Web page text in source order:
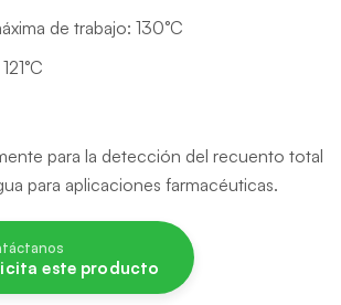
de trabajo: 130°C
para la detección del recuento total
para aplicaciones farmacéuticas.
este producto